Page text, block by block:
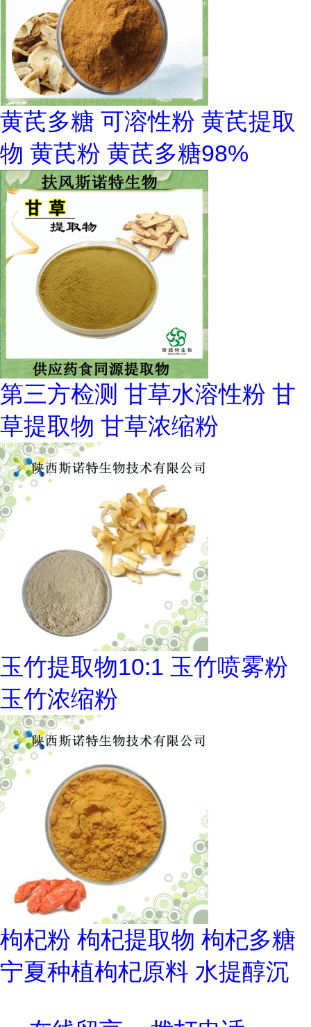
黄芪多糖 可溶性粉 黄芪提取
物 黄芪粉 黄芪多糖98%
第三方检测 甘草水溶性粉 甘
草提取物 甘草浓缩粉
玉竹提取物10:1 玉竹喷雾粉
玉竹浓缩粉
枸杞粉 枸杞提取物 枸杞多糖
宁夏种植枸杞原料 水提醇沉